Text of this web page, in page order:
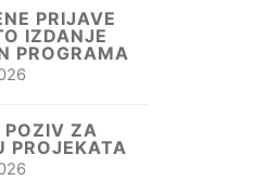
PRIJAVE
IZDANJE
PROGRAMA
POZIV ZA
PROJEKATA